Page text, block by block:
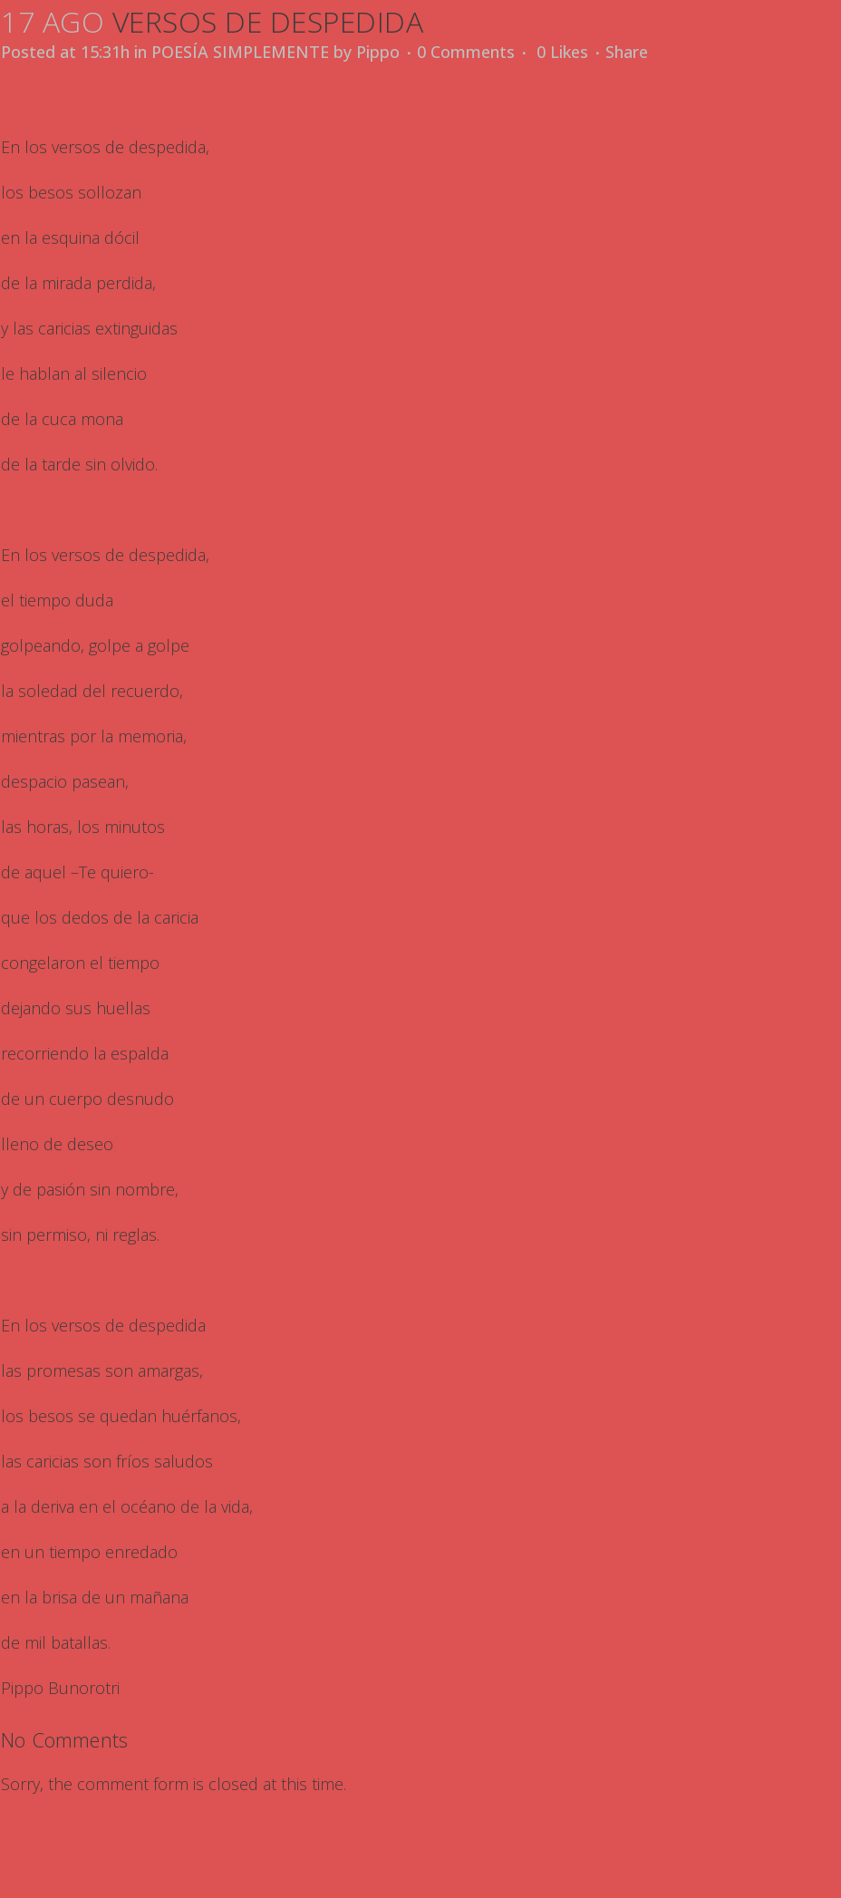
17 AGO VERSOS DE DESPEDIDA
Posted at 15:31h in POESÍA SIMPLEMENTE by Pippo 0 Comments 0 Likes Share
En los versos de despedida,
los besos sollozan
en la esquina dócil
de la mirada perdida,
y las caricias extinguidas
le hablan al silencio
de la cuca mona
de la tarde sin olvido.
En los versos de despedida,
el tiempo duda
golpeando, golpe a golpe
la soledad del recuerdo,
mientras por la memoria,
despacio pasean,
las horas, los minutos
de aquel –Te quiero-
que los dedos de la caricia
congelaron el tiempo
dejando sus huellas
recorriendo la espalda
de un cuerpo desnudo
lleno de deseo
y de pasión sin nombre,
sin permiso, ni reglas.
En los versos de despedida
las promesas son amargas,
los besos se quedan huérfanos,
las caricias son fríos saludos
a la deriva en el océano de la vida,
en un tiempo enredado
en la brisa de un mañana
de mil batallas.
Pippo Bunorotri
No Comments
Sorry, the comment form is closed at this time.